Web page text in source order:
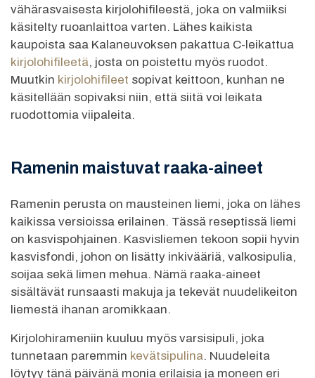
vähärasvaisesta kirjolohifileestä, joka on valmiiksi
käsitelty ruoanlaittoa varten. Lähes kaikista
kaupoista saa Kalaneuvoksen pakattua C-leikattua
kirjolohifileetä, josta on poistettu myös ruodot.
Muutkin kirjolohifileet sopivat keittoon, kunhan ne
käsitellään sopivaksi niin, että siitä voi leikata
ruodottomia viipaleita.
Ramenin maistuvat raaka-aineet
Ramenin perusta on mausteinen liemi, joka on lähes
kaikissa versioissa erilainen. Tässä reseptissä liemi
on kasvispohjainen. Kasvisliemen tekoon sopii hyvin
kasvisfondi, johon on lisätty inkivääriä, valkosipulia,
soijaa sekä limen mehua. Nämä raaka-aineet
sisältävät runsaasti makuja ja tekevät nuudelikeiton
liemestä ihanan aromikkaan.
Kirjolohirameniin kuuluu myös varsisipuli, joka
tunnetaan paremmin kevätsipulina. Nuudeleita
löytyy tänä päivänä monia erilaisia ja moneen eri